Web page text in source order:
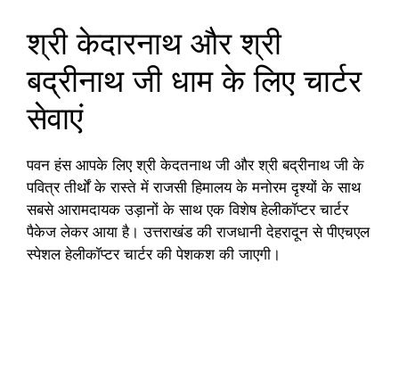
श्री केदारनाथ और श्री
बद्रीनाथ जी धाम के लिए चार्टर
सेवाएं
पवन हंस आपके लिए श्री केदतनाथ जी और श्री बद्रीनाथ जी के
पवित्र तीर्थों के रास्ते में राजसी हिमालय के मनोरम दृश्यों के साथ
सबसे आरामदायक उड़ानों के साथ एक विशेष हेलीकॉप्टर चार्टर
पैकेज लेकर आया है। उत्तराखंड की राजधानी देहरादून से पीएचएल
स्पेशल हेलीकॉप्टर चार्टर की पेशकश की जाएगी।